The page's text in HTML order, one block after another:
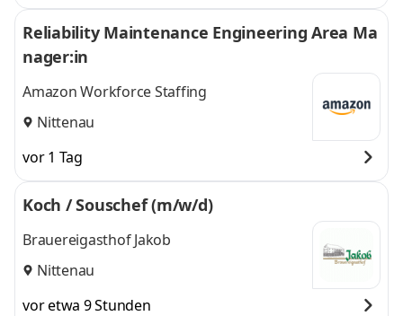
Reliability Maintenance Engineering Area Ma
nager:in
Amazon Workforce Staffing
Nittenau
vor 1 Tag
Koch / Souschef (m/w/d)
Brauereigasthof Jakob
Nittenau
vor etwa 9 Stunden